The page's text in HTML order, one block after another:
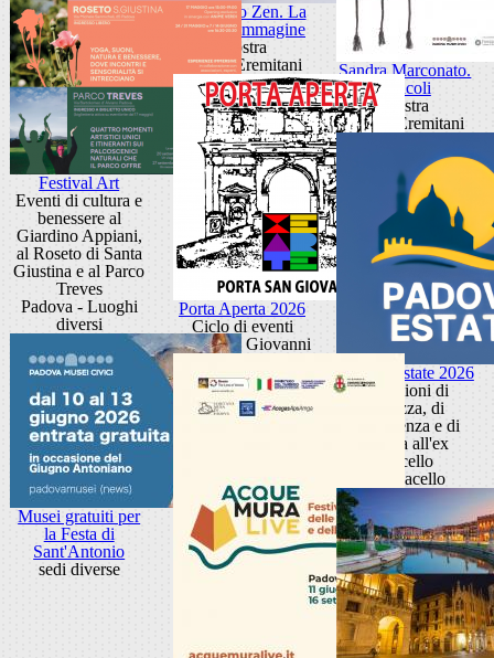
Giancarlo Zen. La
luce fa l'immagine
Mostra
Museo Eremitani
Sandra Marconato.
Oracoli
Mostra
Museo Eremitani
Festival Art
Eventi di cultura e
benessere al
Giardino Appiani,
al Roseto di Santa
Giustina e al Parco
Treves
Padova - Luoghi
diversi
Porta Aperta 2026
Ciclo di eventi
Porta San Giovanni
Padova Estate 2026
Occasioni di
bellezza, di
conoscenza e di
cultura all'ex
Macello
Ex Macello
Musei gratuiti per
la Festa di
Sant'Antonio
sedi diverse